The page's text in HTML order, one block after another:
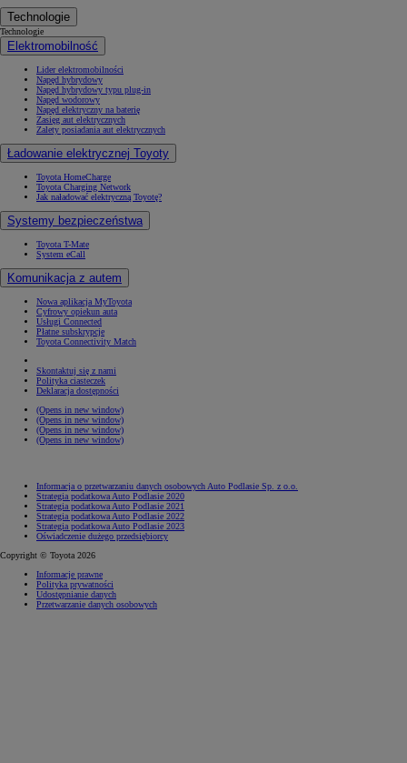
Technologie
Technologie
Elektromobilność
Lider elektromobilności
Napęd hybrydowy
Napęd hybrydowy typu plug-in
Napęd wodorowy
Napęd elektryczny na baterię
Zasięg aut elektrycznych
Zalety posiadania aut elektrycznych
Ładowanie elektrycznej Toyoty
Toyota HomeCharge
Toyota Charging Network
Jak naładować elektryczną Toyotę?
Systemy bezpieczeństwa
Toyota T-Mate
System eCall
Komunikacja z autem
Nowa aplikacja MyToyota
Cyfrowy opiekun auta
Usługi Connected
Płatne subskrypcje
Toyota Connectivity Match
Skontaktuj się z nami
Polityka ciasteczek
Deklaracja dostępności
(Opens in new window)
(Opens in new window)
(Opens in new window)
(Opens in new window)
Informacja o przetwarzaniu danych osobowych Auto Podlasie Sp. z o.o.
Strategia podatkowa Auto Podlasie 2020
Strategia podatkowa Auto Podlasie 2021
Strategia podatkowa Auto Podlasie 2022
Strategia podatkowa Auto Podlasie 2023
Oświadczenie dużego przedsiębiorcy
Copyright © Toyota 2026
Informacje prawne
Polityka prywatności
Udostępnianie danych
Przetwarzanie danych osobowych